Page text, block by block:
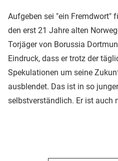
Aufgeben sei "ein Fremdwort"
den erst 21 Jahre alten
Torjäger von Borussia
Eindruck, dass er trotz der
Spekulationen um seine
ausblendet. Das ist in so
selbstverständlich. Er ist auch